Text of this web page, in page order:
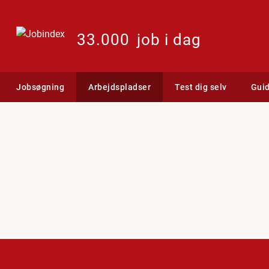
33.000 job i dag
Jobsøgning Arbejdspladser Test dig selv